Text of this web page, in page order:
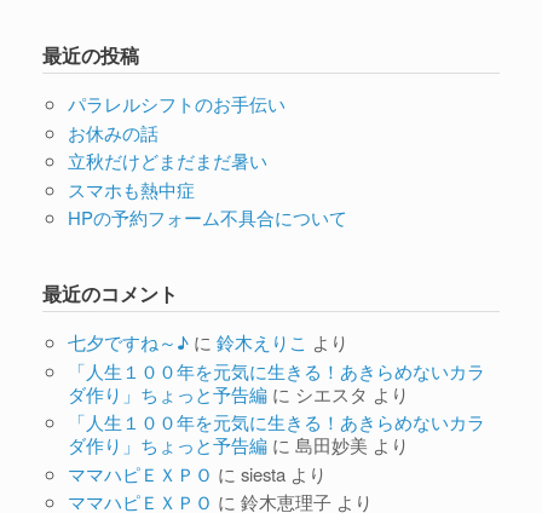
最近の投稿
パラレルシフトのお手伝い
お休みの話
立秋だけどまだまだ暑い
スマホも熱中症
HPの予約フォーム不具合について
最近のコメント
七夕ですね～♪に 鈴木えりこ より
「人生１００年を元気に生きる！あきらめないカラ
ダ作り」ちょっと予告編に シエスタ より
「人生１００年を元気に生きる！あきらめないカラ
ダ作り」ちょっと予告編に 島田妙美 より
ママハピＥＸＰＯ に siestaより
ママハピＥＸＰＯ に 鈴木恵理子より